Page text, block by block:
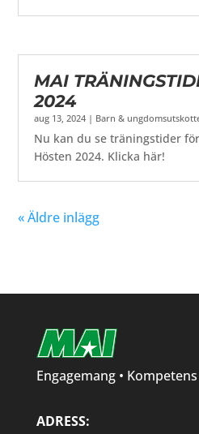
MAI
2024
aug 13, 2024 | Barn &
Nu kan du se träningstider
Hösten 2024. Klicka här!
« Äldre inlägg
Engagemang •
ADRESS: